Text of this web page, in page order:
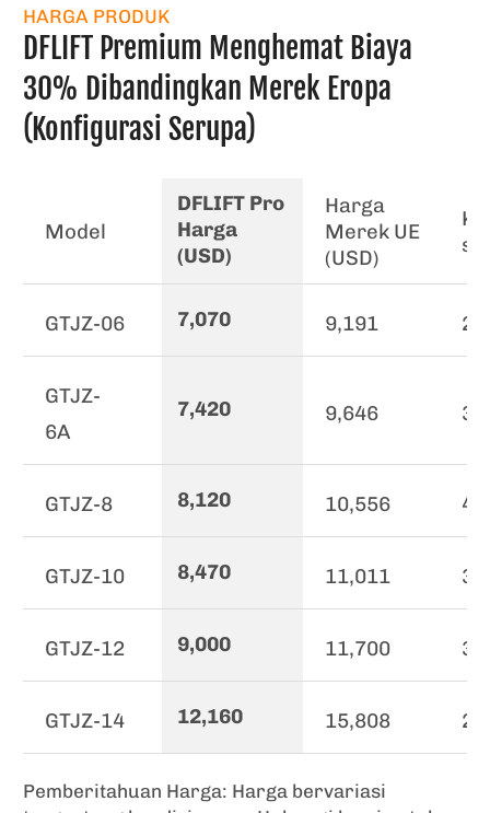
HARGA PRODUK
DFLIFT Premium Menghemat Biaya
30% Dibandingkan Merek Eropa
(Konfigurasi Serupa)
Model
DFLIFT Pro
Harga
(USD)
Harga
Merek UE
(USD)
s
GTJZ-06 7,070 9,191
GTJZ-
6A
7,420 9,646
GTJZ-8 8,120 10,556
GTJZ-10 8,470 11,011
GTJZ-12 9,000 11,700
GTJZ-14 12,160 15,808
Pemberitahuan Harga: Harga bervariasi